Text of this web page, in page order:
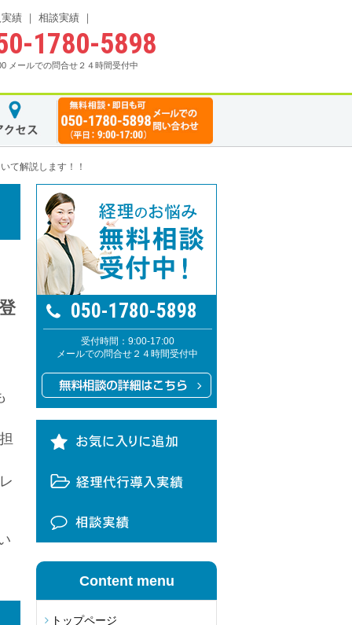
績 相談実績
1780-5898
メールでの問合せ２４時間受付中
て解説します！！
050-1780-5898
受付時間：9:00-17:00
メールでの問合せ２４時間受付中
Content menu
トップページ